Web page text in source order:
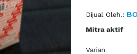
Dijual Oleh.:
Mitra aktif
Varian